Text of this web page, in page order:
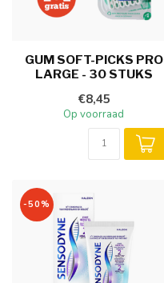
GUM SOFT-PICKS PRO
LARGE - 30 STUKS
€8,45
Op voorraad
-50%